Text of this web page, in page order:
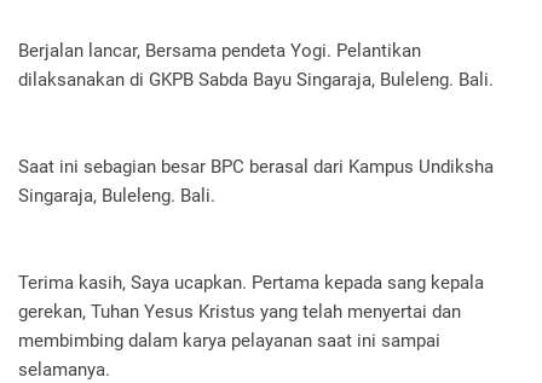
Berjalan lancar, Bersama pendeta Yogi. Pelantikan
dilaksanakan di GKPB Sabda Bayu Singaraja, Buleleng. Bali.
Saat ini sebagian besar BPC berasal dari Kampus Undiksha
Singaraja, Buleleng. Bali.
Terima kasih, Saya ucapkan. Pertama kepada sang kepala
gerekan, Tuhan Yesus Kristus yang telah menyertai dan
membimbing dalam karya pelayanan saat ini sampai
selamanya.